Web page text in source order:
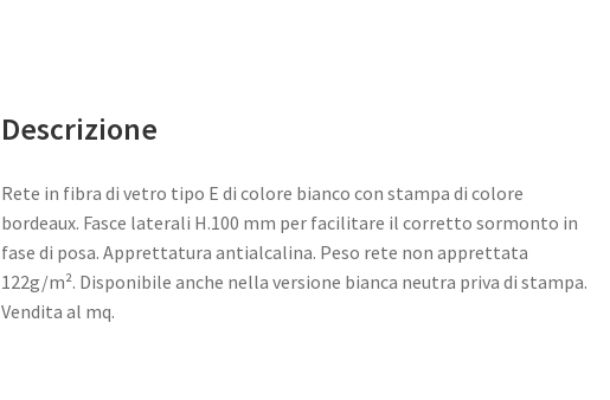
Descrizione
Rete in fibra di vetro tipo E di colore bianco con stampa di colore
bordeaux. Fasce laterali H.100 mm per facilitare il corretto sormonto in
fase di posa. Apprettatura antialcalina. Peso rete non apprettata
122g/m². Disponibile anche nella versione bianca neutra priva di stampa.
Vendita al mq.